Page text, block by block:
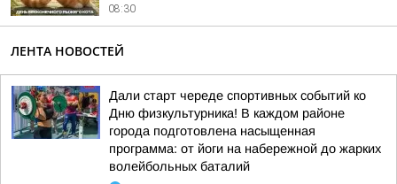
08:30
ЛЕНТА НОВОСТЕЙ
Дали старт череде спортивных событий ко
Дню физкультурника! В каждом районе
города подготовлена насыщенная
программа: от йоги на набережной до жарких
волейбольных баталий